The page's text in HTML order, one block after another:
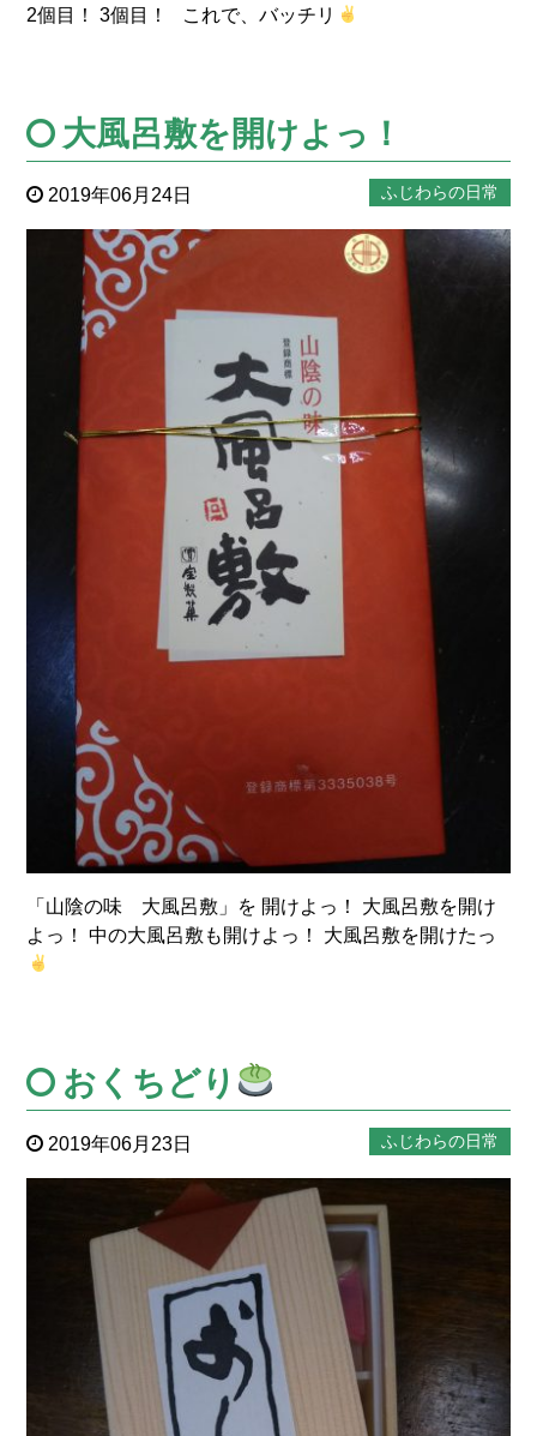
2個目！ 3個目！ これで、バッチリ
大風呂敷を開けよっ！
2019年06月24日 ふじわらの日常
「山陰の味 大風呂敷」を 開けよっ！ 大風呂敷を開け
よっ！ 中の大風呂敷も開けよっ！ 大風呂敷を開けたっ
おくちどり
2019年06月23日 ふじわらの日常